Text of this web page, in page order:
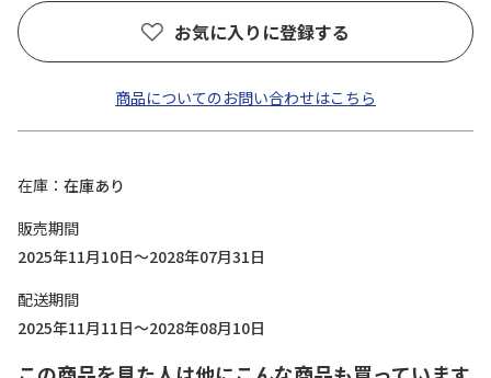
お気に入りに登録する
商品についてのお問い合わせはこちら
在庫
在庫あり
販売期間
2025年11月10日～2028年07月31日
配送期間
2025年11月11日～2028年08月10日